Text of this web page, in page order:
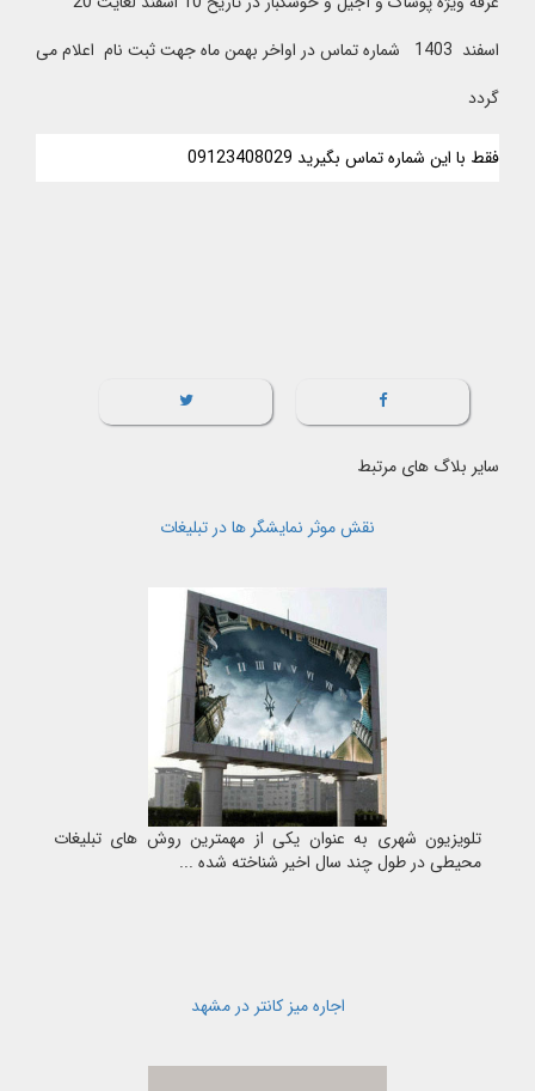
اسفند 1403 شماره تماس در اواخر بهمن ماه جهت ثبت نام اعلام می
گردد
فقط با این شماره تماس بگیرید 09123408029
سایر بلاگ های مرتبط
نقش موثر نمایشگر ها در تبلیغات
تلویزیون شهری به عنوان یکی از مهمترین روش های تبلیغات
محیطی در طول چند سال اخیر شناخته شده ...
اجاره میز کانتر در مشهد